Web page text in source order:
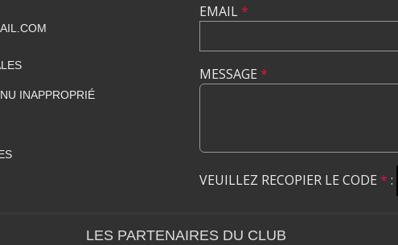
INAPPROPRIÉ
EMAIL*
MESSAGE *
VEUILLEZ RECOPIER LE CODE * :
LES PARTENAIRES DU CLUB